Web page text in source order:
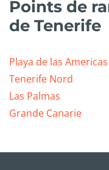
Points de
de Tenerife
Playa de las Americas
Tenerife Nord
Las Palmas
Grande Canarie